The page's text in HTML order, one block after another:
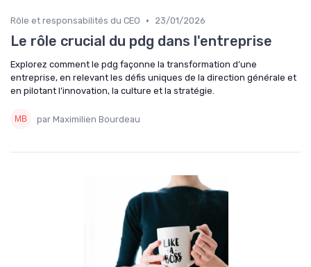
Rôle et responsabilités du CEO • 23/01/2026
Le rôle crucial du pdg dans l'entreprise
Explorez comment le pdg façonne la transformation d’une
entreprise, en relevant les défis uniques de la direction générale et
en pilotant l’innovation, la culture et la stratégie.
par Maximilien Bourdeau